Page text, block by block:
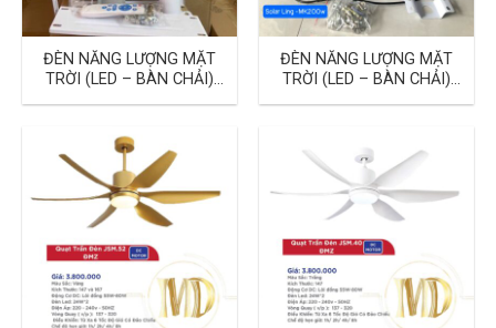
ĐÈN NĂNG LƯỢNG MẶT
TRỜI (LED – BÀN CHẢI)
ĐÈN NĂNG LƯỢNG MẶT
TRỜI (LED – BÀN CHẢI)